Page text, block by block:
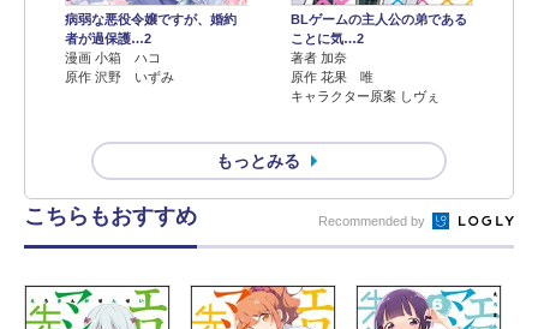
病弱な悪役令嬢ですが、婚約
者が過保護…2
漫画 小箱 ハコ
原作 沢野 いずみ
BLゲームの主人公の弟である
ことに気…2
著者 加奈
原作 花果 唯
キャラクター原案 しヴぇ
もっとみる
こちらもおすすめ Recommended by